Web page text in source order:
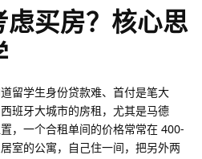
买房？核心思
留学生身份贷款难、首付是笔大
班牙大城市的房租，尤其是马德
，一个合租单间的价格常常在 400-
室的公寓，自己住一间，把另外两